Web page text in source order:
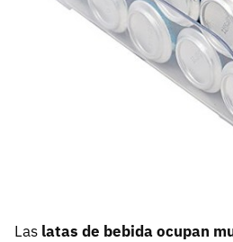
Las latas de bebida ocupan